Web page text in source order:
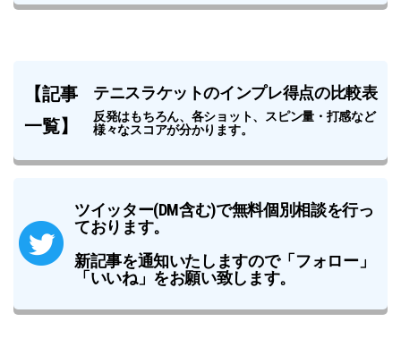
【記事
一覧】
テニスラケットのインプレ得点の比較表
反発はもちろん、各ショット、スピン量・打感など
様々なスコアが分かります。
ツイッター(DM含む)で無料個別相談を行っ
ております。
新記事を通知いたしますので「フォロー」
「いいね」をお願い致します。